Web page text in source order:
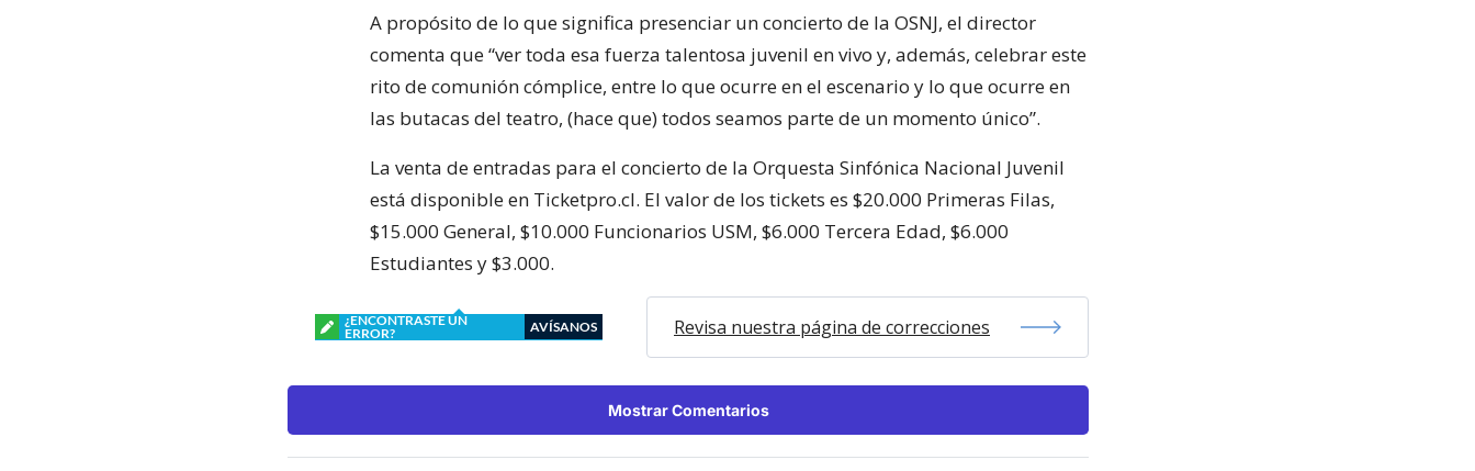
A propósito de lo que significa presenciar un concierto de la OSNJ, el director
comenta que “ver toda esa fuerza talentosa juvenil en vivo y, además, celebrar este
rito de comunión cómplice, entre lo que ocurre en el escenario y lo que ocurre en
las butacas del teatro, (hace que) todos seamos parte de un momento único”.
La venta de entradas para el concierto de la Orquesta Sinfónica Nacional Juvenil
está disponible en Ticketpro.cl. El valor de los tickets es $20.000 Primeras Filas,
$15.000 General, $10.000 Funcionarios USM, $6.000 Tercera Edad, $6.000
Estudiantes y $3.000.
¿ENCONTRASTE UN
ERROR?
AVÍSANOS Revisa nuestra página de correcciones
Mostrar Comentarios